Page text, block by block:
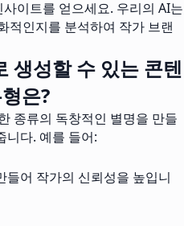
이트를 얻으세요. 우리의 AI는
적인지를 분석하여 작가 브랜
생성할 수 있는 콘텐
은?
종류의 독창적인 별명을 만들
니다. 예를 들어:
들어 작가의 신뢰성을 높입니